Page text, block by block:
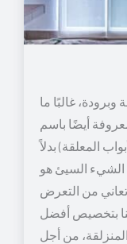
غالبًا ما
أيضًا باسم
المعلقة) بدلاً
الشيء السيئ هو
تعاني من التعرض
بتخصيص أفضل
من أجل